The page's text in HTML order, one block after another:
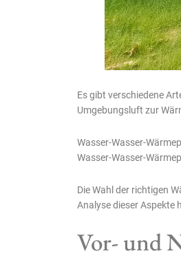
Es gibt verschiedene
Umgebungsluft zur
Wasser-Wasser-
Wasser-Wasser-
Die Wahl der richtigen
Analyse dieser Aspekte
Vor- und